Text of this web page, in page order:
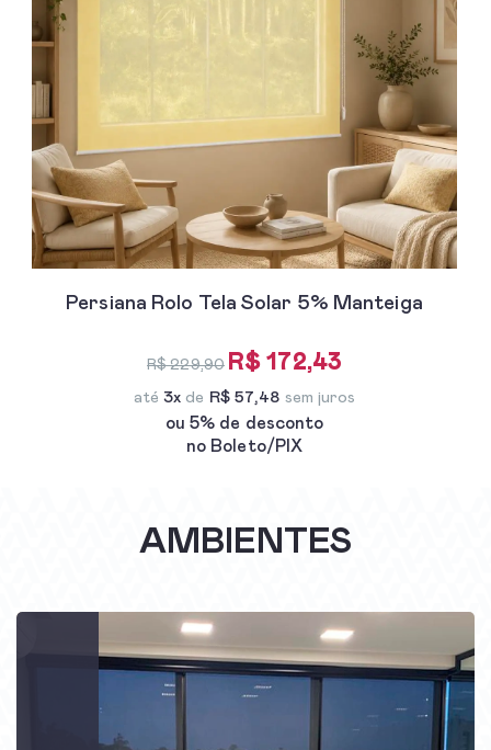
Persiana Rolo Tela Solar 5% Manteiga
R$ 229,90 R$ 172,43
até 3x de R$ 57,48 sem juros
ou 5% de desconto
no Boleto/PIX
AMBIENTES